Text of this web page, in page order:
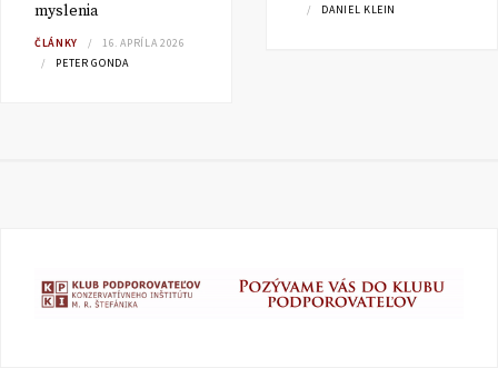
myslenia
ČLÁNKY
16. APRÍLA 2026
PETER GONDA
DANIEL KLEIN